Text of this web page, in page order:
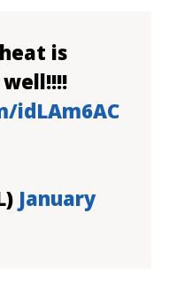
is
idLAm6AC
January